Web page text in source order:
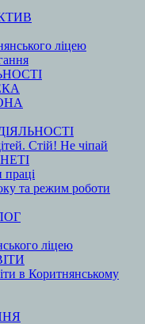
ліцею
Стій! Не чіпай
праці
та режим роботи
ліцею
в Коритнянському